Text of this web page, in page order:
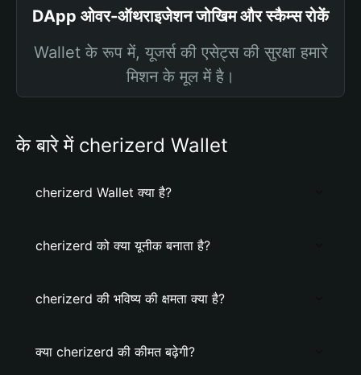
DApp ओवर-ऑथराइजेशन जोखिम और स्कैम्स रोकें
Wallet के रूप में, यूजर्स की एसेट्स की सुरक्षा हमारे
मिशन के मूल में है।
के बारे में cherizerd Wallet
cherizerd Wallet क्या है?
cherizerd को क्या यूनीक बनाता है?
cherizerd की भविष्य की क्षमता क्या है?
क्या cherizerd की कीमत बढ़ेगी?